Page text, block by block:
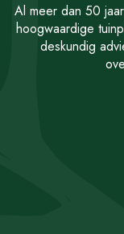
Al meer dan 50
hoogwaardige
deskundig